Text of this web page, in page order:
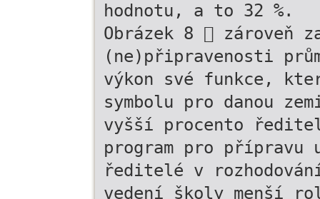
hodnotu, a to 32 %.
Obrázek 8  zároveň
(ne)připravenosti
výkon své funkce,
symbolu pro danou
vyšší procento
program pro
ředitelé v
vedení školy menší